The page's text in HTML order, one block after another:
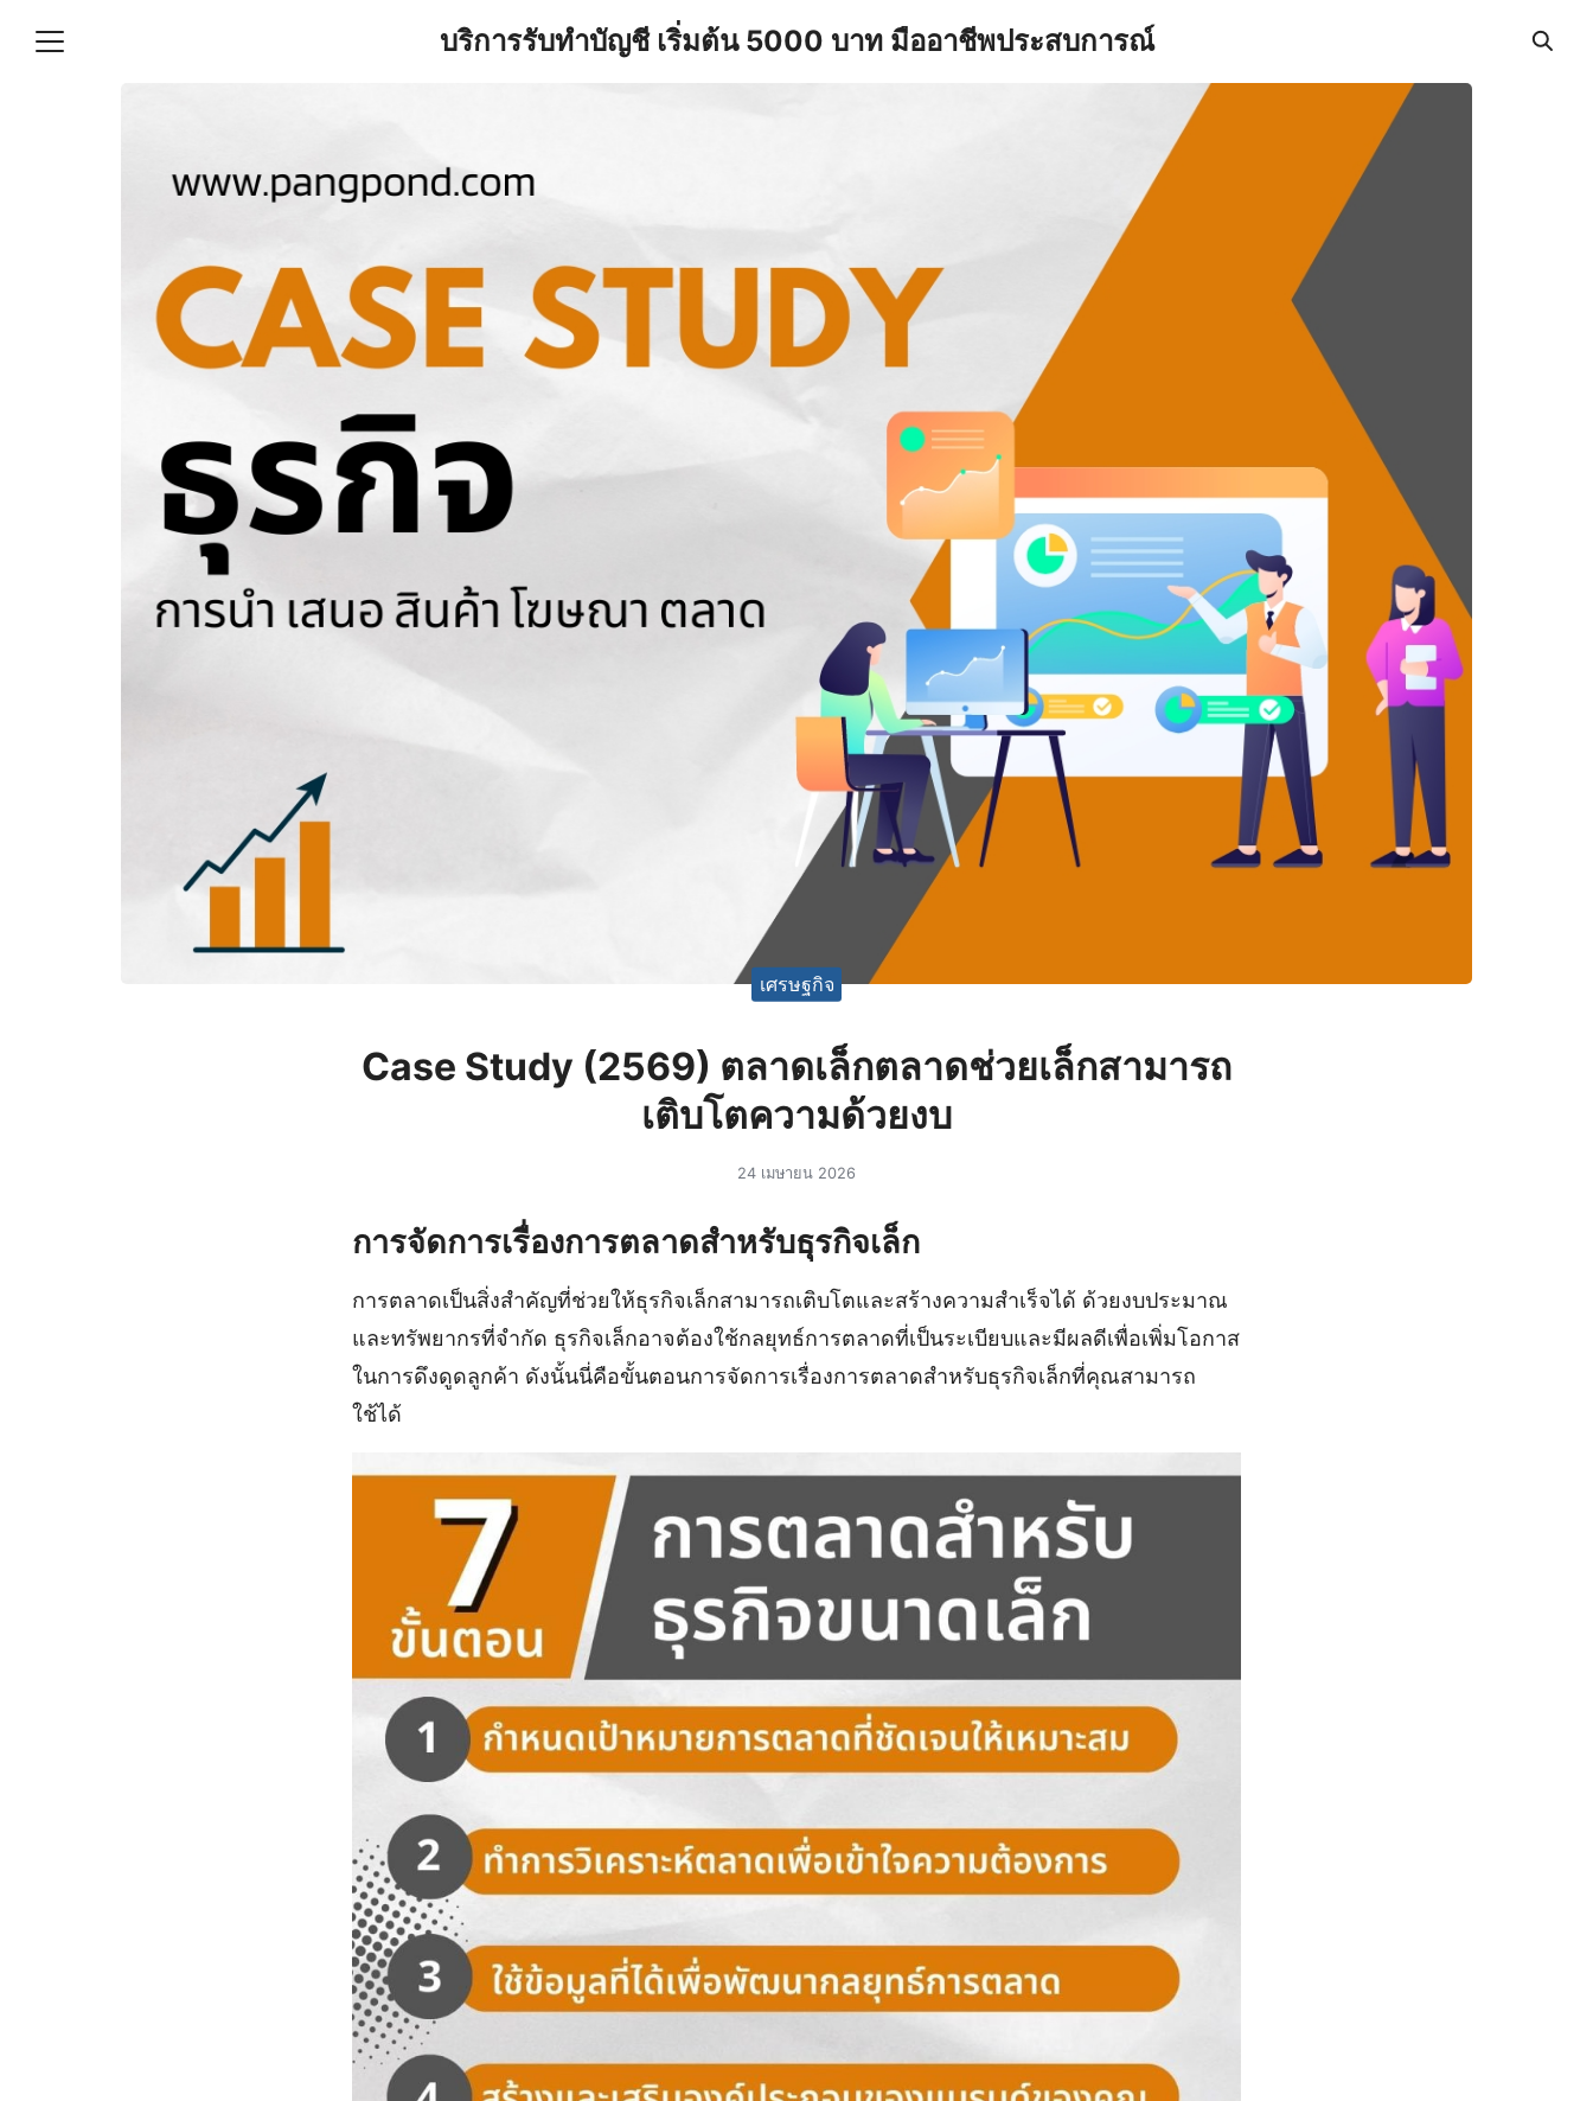
บริการรับทำบัญชี เริ่มต้น 5000 บาท มืออาชีพประสบการณ์
เศรษฐกิจ
Case Study (2569) ตลาดเล็กตลาดช่วยเล็กสามารถ
เติบโตความด้วยงบ
24 เมษายน 2026
การจัดการเรื่องการตลาดสำหรับธุรกิจเล็ก
การตลาดเป็นสิ่งสำคัญที่ช่วยให้ธุรกิจเล็กสามารถเติบโตและสร้างความสำเร็จได้ ด้วยงบประมาณ
และทรัพยากรที่จำกัด ธุรกิจเล็กอาจต้องใช้กลยุทธ์การตลาดที่เป็นระเบียบและมีผลดีเพื่อเพิ่มโอกาส
ในการดึงดูดลูกค้า ดังนั้นนี่คือขั้นตอนการจัดการเรื่องการตลาดสำหรับธุรกิจเล็กที่คุณสามารถ
ใช้ได้